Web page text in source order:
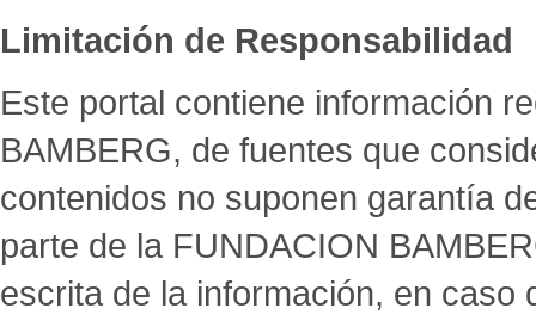
Limitación de Responsabilidad
Este portal contiene información
BAMBERG, de fuentes que
contenidos no suponen garantía
parte de la FUNDACION
escrita de la información, en caso